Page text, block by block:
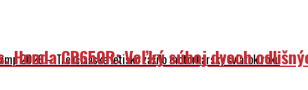
2026 – Trenčianske letisko zažilo motorkársky sviatok roku
Honda CB650R: Veľký súboj dvoch